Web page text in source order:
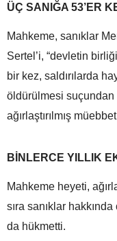
ÜÇ SANIĞA 53’ER
Mahkeme, sanıklar
Sertel’i, “devletin
bir kez, saldırılarda
öldürülmesi
ağırlaştırılmış
BİNLERCE YILLIK
Mahkeme heyeti,
sıra sanıklar
da hükmetti.